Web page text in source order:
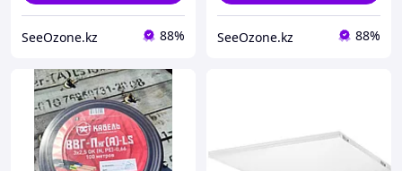
SeeOzone.kz 88% SeeOzone.kz 88%